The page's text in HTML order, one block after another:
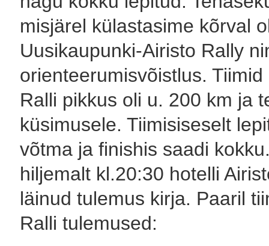
misjärel külastasime kõrval
Uusikaupunki-Airisto Rally
orienteerumisvõistlus.
Ralli pikkus oli u. 200 km ja
küsimusele. Tiimisiseselt
võtma ja finishis saadi
hiljemalt kl.20:30 hotelli
läinud tulemus kirja. Paaril
Ralli tulemused: